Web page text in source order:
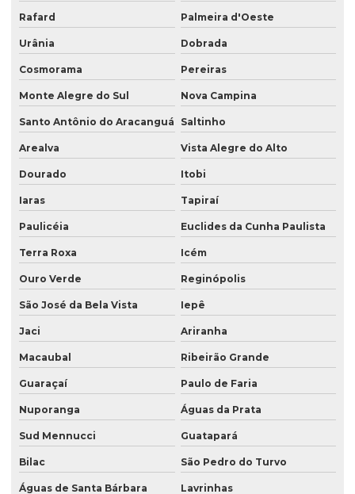
Rafard Palmeira d'Oeste
Urânia Dobrada
Cosmorama Pereiras
Monte Alegre do Sul Nova Campina
Santo Antônio do Aracanguá Saltinho
Arealva Vista Alegre do Alto
Dourado Itobi
Iaras Tapiraí
Paulicéia Euclides da Cunha Paulista
Terra Roxa Icém
Ouro Verde Reginópolis
São José da Bela Vista Iepê
Jaci Ariranha
Macaubal Ribeirão Grande
Guaraçaí Paulo de Faria
Nuporanga Águas da Prata
Sud Mennucci Guatapará
Bilac São Pedro do Turvo
Águas de Santa Bárbara Lavrinhas